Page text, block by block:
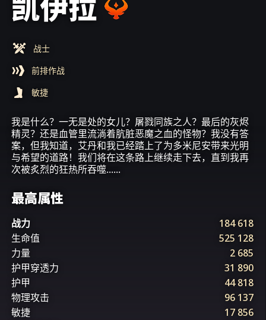
战士
前排作战
敏捷
我是什么？一无是处的女儿？屠戮同族之人？最后的灰烬
精灵？还是血管里流淌着肮脏恶魔之血的怪物？我没有答
案，但我知道，艾丹和我已经踏上了为多米尼安带来光明
与希望的道路！我们将在这条路上继续走下去，直到我再
次被炙烈的狂热所吞噬......
最高属性
战力
184 618
生命值
525 128
力量
2 685
护甲穿透力
31 890
护甲
44 818
物理攻击
96 137
敏捷
17 856